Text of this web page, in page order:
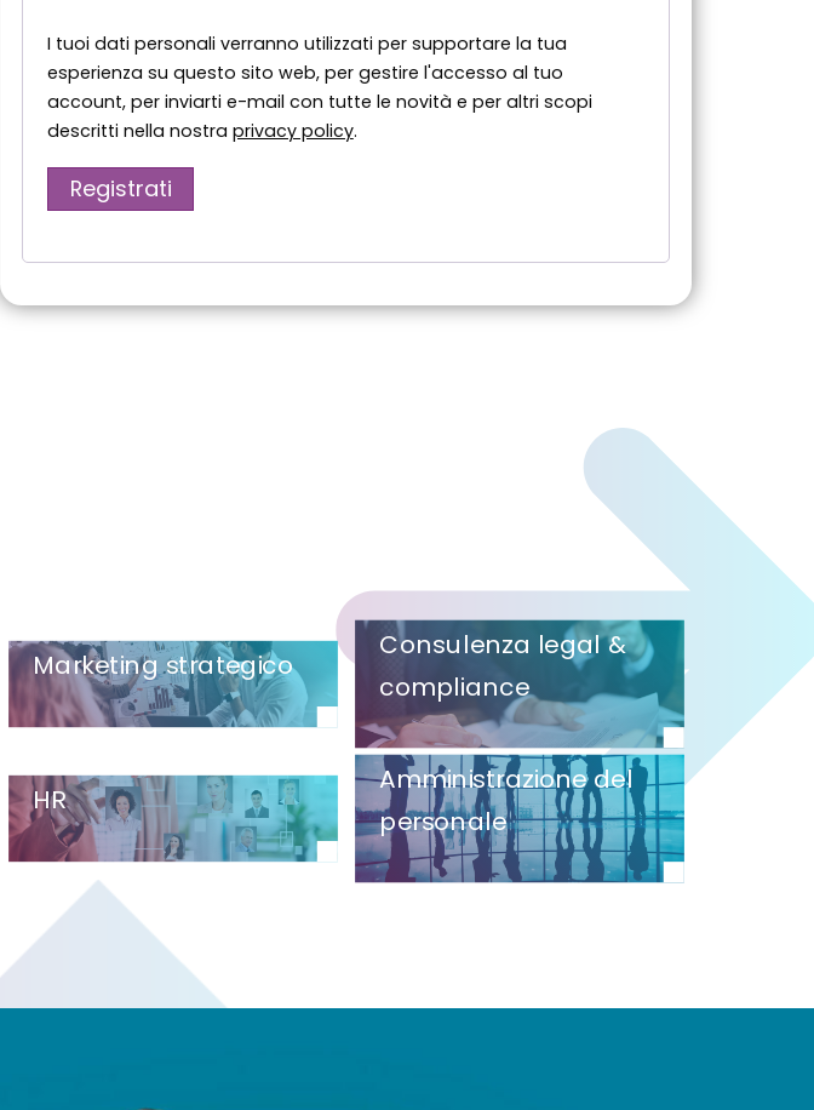
I tuoi dati personali verranno utilizzati per supportare la tua
esperienza su questo sito web, per gestire l'accesso al tuo
account, per inviarti e-mail con tutte le novità e per altri scopi
descritti nella nostra privacy policy.
Registrati
Marketing strategico
Consulenza legal &
compliance
HR
Amministrazione del
personale